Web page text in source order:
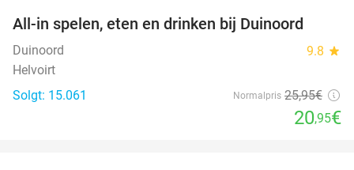
All-in spelen, eten en drinken bij Duinoord
Duinoord 9.8 star
Helvoirt
Solgt: 15.061
Normalpris 25,95€
20,95€